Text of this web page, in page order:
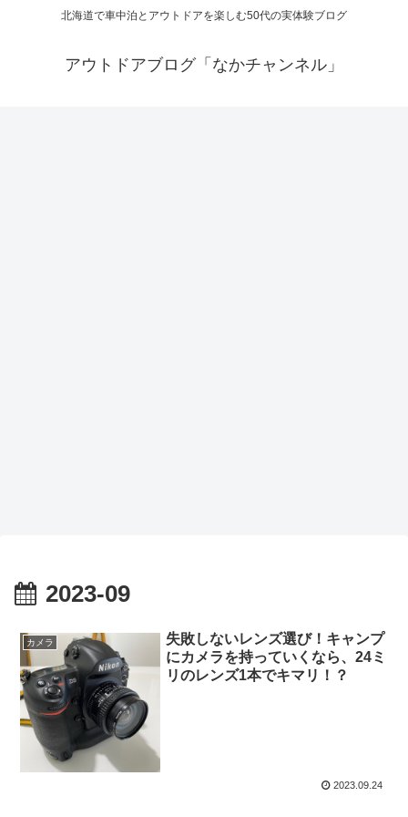
北海道で車中泊とアウトドアを楽しむ50代の実体験ブログ
アウトドアブログ「なかチャンネル」
2023-09
カメラ
失敗しないレンズ選び！キャンプ
にカメラを持っていくなら、24ミ
リのレンズ1本でキマリ！？
2023.09.24